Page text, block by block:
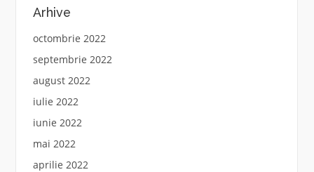
Arhive
octombrie 2022
septembrie 2022
august 2022
iulie 2022
iunie 2022
mai 2022
aprilie 2022